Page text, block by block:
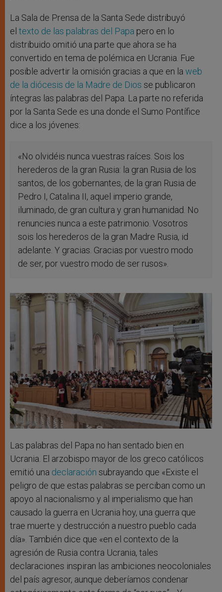
La Sala de Prensa de la Santa Sede distribuyó
el texto de las palabras del Papa pero en lo
distribuido omitió una parte que ahora se ha
convertido en tema de polémica en Ucrania. Fue
posible advertir la omisión gracias a que en la web
de la diócesis de la Madre de Dios se publicaron
íntegras las palabras del Papa. La parte no referida
por la Santa Sede es una donde el Sumo Pontífice
dice a los jóvenes:
«No olvidéis nunca vuestras raíces. Sois los
herederos de la gran Rusia: la gran Rusia de los
santos, de los gobernantes, de la gran Rusia de
Pedro I, Catalina II, aquel imperio grande,
iluminado, de gran cultura y gran humanidad. No
renuncies nunca a este patrimonio. Vosotros
sois los herederos de la gran Madre Rusia, id
adelante. Y gracias. Gracias por vuestro modo
de ser, por vuestro modo de ser rusos».
Las palabras del Papa no han sentado bien en
Ucrania. El arzobispo mayor de los greco católicos
emitió una declaración subrayando que «Existe el
peligro de que estas palabras se perciban como un
apoyo al nacionalismo y al imperialismo que han
causado la guerra en Ucrania hoy, una guerra que
trae muerte y destrucción a nuestro pueblo cada
día». También dice que «en el contexto de la
agresión de Rusia contra Ucrania, tales
declaraciones inspiran las ambiciones neocoloniales
del país agresor, aunque deberíamos condenar